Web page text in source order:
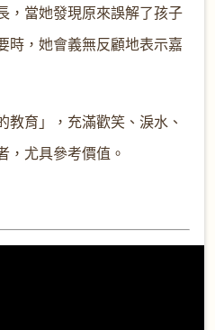
，當她發現原來誤解了孩子
時，她會義無反顧地表示嘉
教育」，充滿歡笑、淚水、
，尤具參考價值。